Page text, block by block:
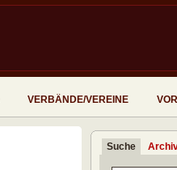
VERBÄNDE/VEREINE
Suche